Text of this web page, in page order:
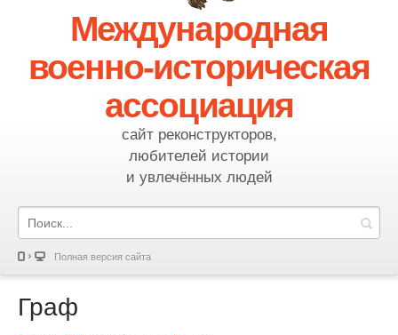
Международная
военно-историческая
ассоциация
сайт реконструкторов,
любителей истории
и увлечённых людей
Полная версия сайта
Граф